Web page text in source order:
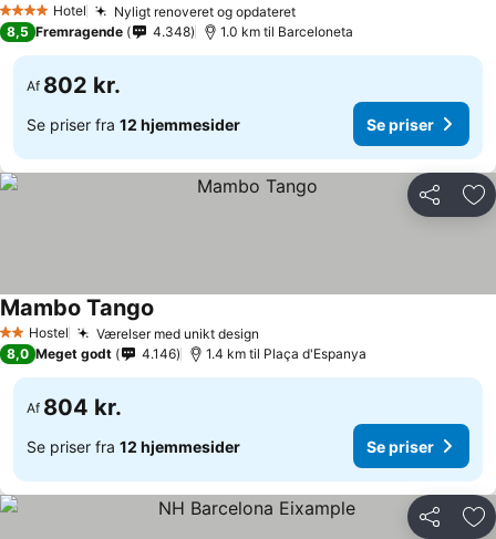
4 StjernerHotel Nyligt renoveret og opdateret
8,5 Fremragende 4.348 1.0 km til Barceloneta
Af 802 kr.
Se priser fra 12 hjemmesider Se priser
Del
2 Stjerner
Hostel Værelser med unikt design
Mambo Tango
8,0 Meget godt 4.146 1.4 km til Plaça d'Espanya
Af 804 kr.
Se priser fra 12 hjemmesider Se priser
Del